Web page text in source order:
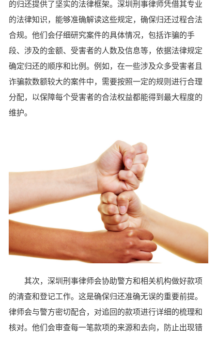
的归还提供了坚实的法律框架。深圳刑事律师凭借其专业
的法律知识，能够准确解读这些规定，确保归还过程合法
合规。他们会仔细研究案件的具体情况，包括诈骗的手
段、涉及的金额、受害者的人数及信息等，依据法律规定
确定归还的顺序和比例。例如，在一些涉及众多受害者且
诈骗款数额较大的案件中，需要按照一定的规则进行合理
分配，以保障每个受害者的合法权益都能得到最大程度的
维护。
其次，深圳刑事律师会协助警方和相关机构做好款项
的清查和登记工作。这是确保归还准确无误的重要前提。
律师会与警方密切配合，对追回的款项进行详细的梳理和
核对。他们会审查每一笔款项的来源和去向，防止出现错